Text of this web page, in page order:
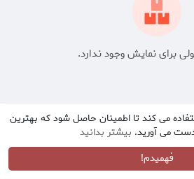
می کند تا اطمینان حاصل شود که بهترین
می آورید. بیشتر بدانید
فهمیدم!
برای نمایش وجود ندارد.